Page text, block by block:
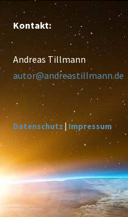
Kontakt:
Andreas Tillmann
autor@andreastillmann.de
Datenschutz Impressum